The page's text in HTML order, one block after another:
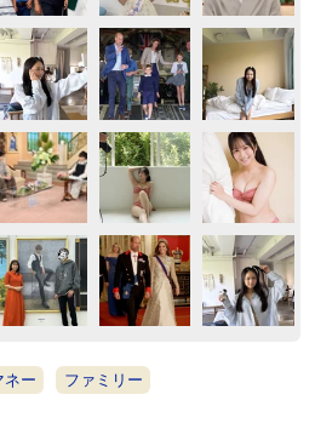
ネー ファミリー